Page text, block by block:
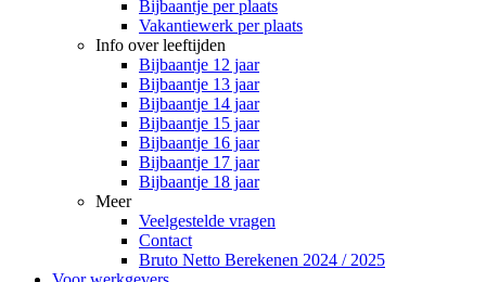
Bijbaantje per plaats
Vakantiewerk per plaats
Info over leeftijden
Bijbaantje 12 jaar
Bijbaantje 13 jaar
Bijbaantje 14 jaar
Bijbaantje 15 jaar
Bijbaantje 16 jaar
Bijbaantje 17 jaar
Bijbaantje 18 jaar
Meer
Veelgestelde vragen
Contact
Bruto Netto Berekenen 2024 / 2025